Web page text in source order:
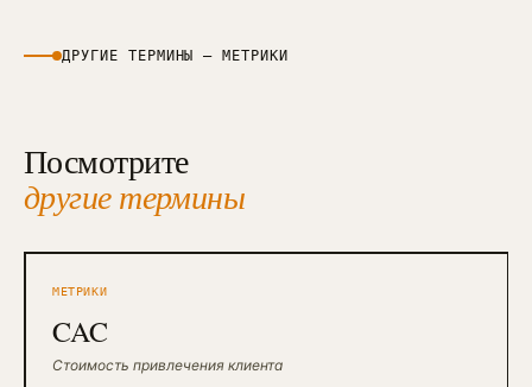
ДРУГИЕ ТЕРМИНЫ — МЕТРИКИ
Посмотрите
другие термины
МЕТРИКИ
CAC
Стоимость привлечения клиента